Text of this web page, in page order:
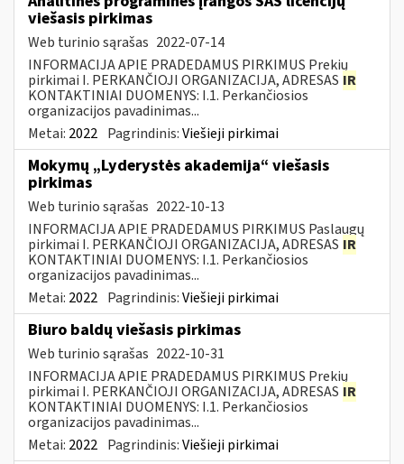
viešasis pirkimas
Web turinio sąrašas 2022-07-14
INFORMACIJA APIE PRADEDAMUS PIRKIMUS Prekių
pirkimai I. PERKANČIOJI ORGANIZACIJA, ADRESAS IR
KONTAKTINIAI DUOMENYS: I.1. Perkančiosios
organizacijos pavadinimas...
Metai: 2022 Pagrindinis:Viešieji pirkimai
Mokymų „Lyderystės akademija“ viešasis
pirkimas
Web turinio sąrašas 2022-10-13
INFORMACIJA APIE PRADEDAMUS PIRKIMUS Paslaugų
pirkimai I. PERKANČIOJI ORGANIZACIJA, ADRESAS IR
KONTAKTINIAI DUOMENYS: I.1. Perkančiosios
organizacijos pavadinimas...
Metai: 2022 Pagrindinis:Viešieji pirkimai
Biuro baldų viešasis pirkimas
Web turinio sąrašas 2022-10-31
INFORMACIJA APIE PRADEDAMUS PIRKIMUS Prekių
pirkimai I. PERKANČIOJI ORGANIZACIJA, ADRESAS IR
KONTAKTINIAI DUOMENYS: I.1. Perkančiosios
organizacijos pavadinimas...
Metai: 2022 Pagrindinis:Viešieji pirkimai